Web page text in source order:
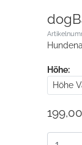
Höhe:
Höhe